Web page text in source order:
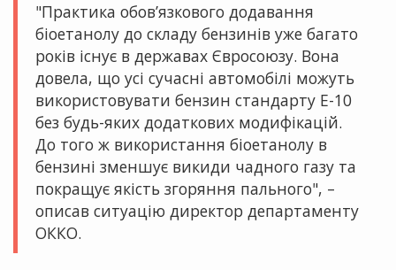
"Практика обов’язкового додавання
біоетанолу до складу бензинів уже багато
років існує в державах Євросоюзу. Вона
довела, що усі сучасні автомобілі можуть
використовувати бензин стандарту Е-10
без будь-яких додаткових модифікацій.
До того ж використання біоетанолу в
бензині зменшує викиди чадного газу та
покращує якість згоряння пального", –
описав ситуацію директор департаменту
ОККО.